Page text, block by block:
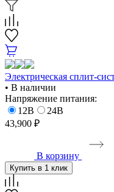
Электрическая сплит-
• В наличии
Напряжение питания:
12В
24В
43,900 ₽
В корзину
Купить в 1 клик